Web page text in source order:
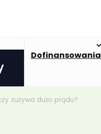
Dofinansowania
zużywa dużo prądu?